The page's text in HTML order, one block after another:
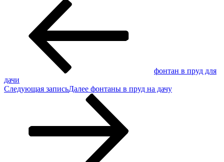
фонтан в пруд для
дачи
Следующая записьДалее фонтаны в пруд на дачу